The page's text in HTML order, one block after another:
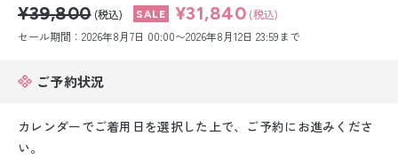
白無垢&紋付袴レンタル
引き振袖レンタル
小物販売品
¥39,800 (税込) ¥31,840 (税込)
セール期間：2026年8月7日 00:00〜2026年8月12日 23:59まで
ご予約状況
カレンダーでご着用日を選択した上で、ご予約にお進みくださ
い。